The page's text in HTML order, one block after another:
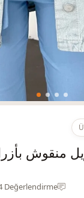
منقوش
Değerlendirme